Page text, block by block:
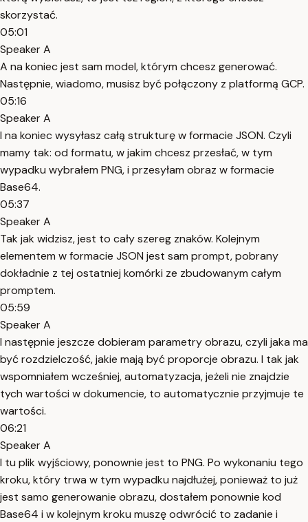
skorzystać.
05:01
Speaker A
A na koniec jest sam model, którym chcesz generować.
Następnie, wiadomo, musisz być połączony z platformą GCP.
05:16
Speaker A
I na koniec wysyłasz całą strukturę w formacie JSON. Czyli
mamy tak: od formatu, w jakim chcesz przesłać, w tym
wypadku wybrałem PNG, i przesyłam obraz w formacie
Base64.
05:37
Speaker A
Tak jak widzisz, jest to cały szereg znaków. Kolejnym
elementem w formacie JSON jest sam prompt, pobrany
dokładnie z tej ostatniej komórki ze zbudowanym całym
promptem.
05:59
Speaker A
I następnie jeszcze dobieram parametry obrazu, czyli jaka ma
być rozdzielczość, jakie mają być proporcje obrazu. I tak jak
wspomniałem wcześniej, automatyzacja, jeżeli nie znajdzie
tych wartości w dokumencie, to automatycznie przyjmuje te
wartości.
06:21
Speaker A
I tu plik wyjściowy, ponownie jest to PNG. Po wykonaniu tego
kroku, który trwa w tym wypadku najdłużej, ponieważ to już
jest samo generowanie obrazu, dostałem ponownie kod
Base64 i w kolejnym kroku muszę odwrócić to zadanie i